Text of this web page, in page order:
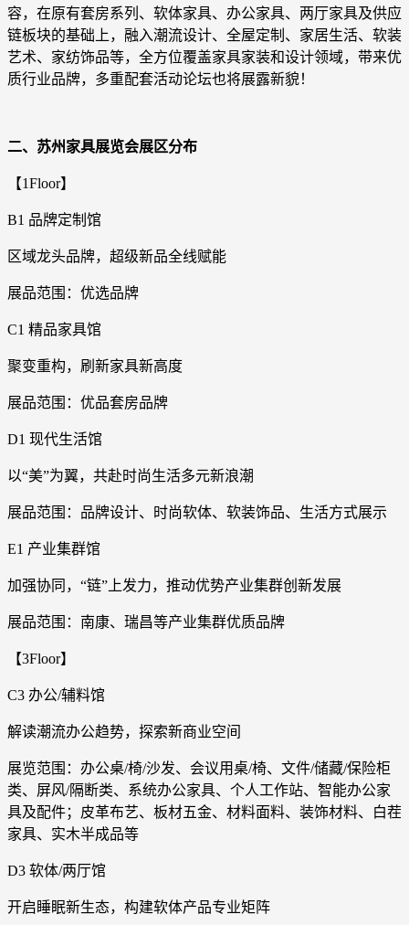
容，在原有套房系列、软体家具、办公家具、两厅家具及供应
链板块的基础上，融入潮流设计、全屋定制、家居生活、软装
艺术、家纺饰品等，全方位覆盖家具家装和设计领域，带来优
质行业品牌，多重配套活动论坛也将展露新貌！
二、 苏州家具展览会展区分布
【1Floor】
B1 品牌定制馆
区域龙头品牌，超级新品全线赋能
展品范围：优选品牌
C1 精品家具馆
聚变重构，刷新家具新高度
展品范围：优品套房品牌
D1 现代生活馆
以“美”为翼，共赴时尚生活多元新浪潮
展品范围：品牌设计、时尚软体、软装饰品、生活方式展示
E1 产业集群馆
加强协同，“链”上发力，推动优势产业集群创新发展
展品范围：南康、瑞昌等产业集群优质品牌
【3Floor】
C3 办公/辅料馆
解读潮流办公趋势，探索新商业空间
展览范围：办公桌/椅/沙发、会议用桌/椅、文件/储藏/保险柜
类、屏风/隔断类、系统办公家具、个人工作站、智能办公家
具及配件；皮革布艺、板材五金、材料面料、装饰材料、白茬
家具、实木半成品等
D3 软体/两厅馆
开启睡眠新生态，构建软体产品专业矩阵